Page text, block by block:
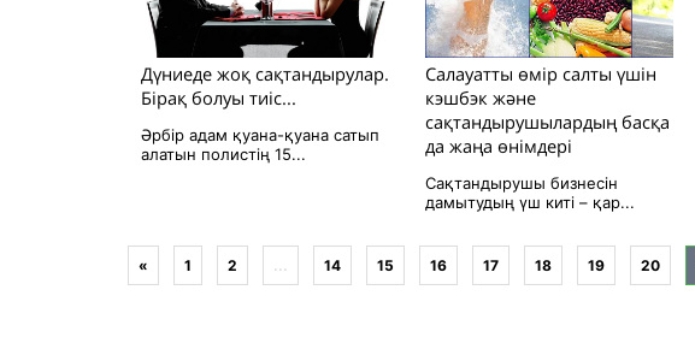
Дүниеде жоқ сақтандырулар.
Бірақ болуы тиіс...
Әрбір адам қуана-қуана сатып
алатын полистің 15...
Салауатты өмір салты үшін
кэшбэк және
сақтандырушылардың басқа
да жаңа өнімдері
Сақтандырушы бизнесін
дамытудың үш киті – қар...
« 1 2 ... 14 15 16 17 18 19 20